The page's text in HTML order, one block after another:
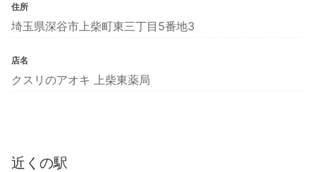
住所
埼玉県深谷市上柴町東三丁目5番地3
店名
クスリのアオキ 上柴東薬局
近くの駅